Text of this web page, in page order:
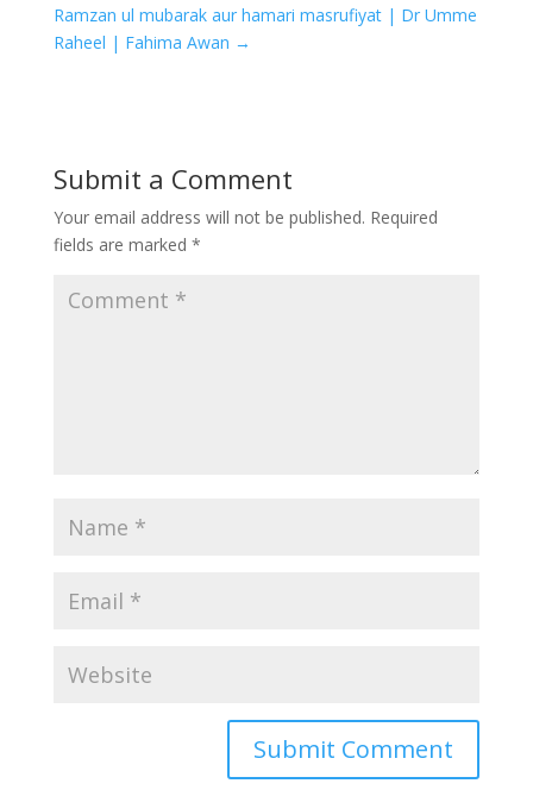
Ramzan ul mubarak aur hamari masrufiyat | Dr Umme
Raheel | Fahima Awan →
Submit a Comment
Your email address will not be published. Required
fields are marked *